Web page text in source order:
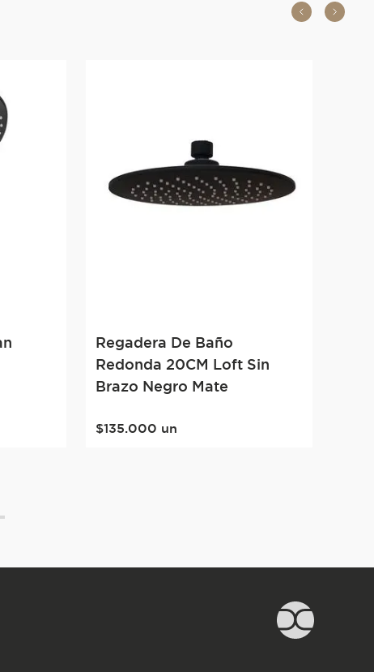
Regadera De Baño
Redonda 20CM Loft Sin
Brazo Negro Mate
$135.000 un